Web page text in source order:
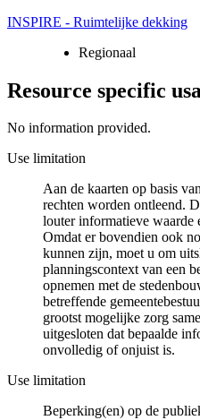
INSPIRE - Ruimtelijke dekking
Regionaal
Resource specific
No information provided.
Use limitation
Aan de kaarten op basis
rechten worden ontleend.
louter informatieve waarde
Omdat er bovendien ook
kunnen zijn, moet u om
planningscontext van een
opnemen met de
betreffende
grootst mogelijke zorg
uitgesloten dat bepaalde
onvolledig of onjuist is.
Use limitation
Beperking(en) op de